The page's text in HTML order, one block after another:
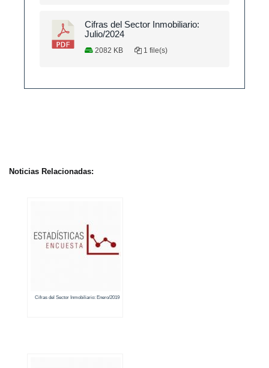
Cifras del Sector Inmobiliario:
Julio/2024
2082 KB 1 file(s)
Noticias Relacionadas:
Cifras del Sector Inmobiliario: Enero/2019